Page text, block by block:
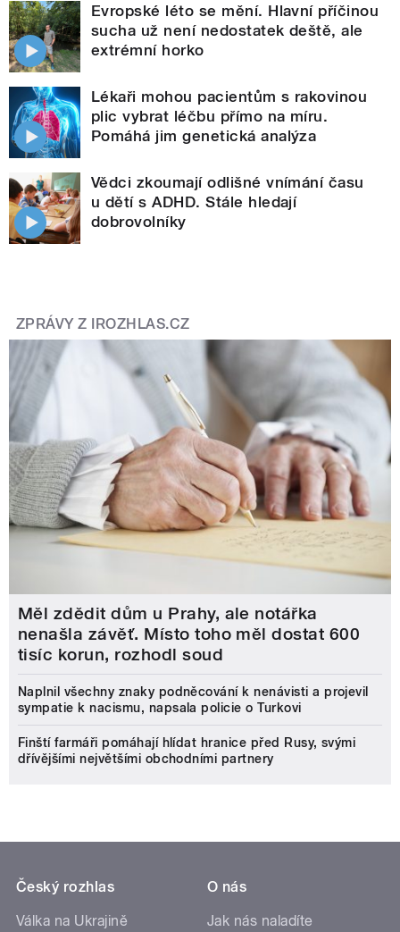
Evropské léto se mění. Hlavní příčinou
sucha už není nedostatek deště, ale
extrémní horko
Lékaři mohou pacientům s rakovinou
plic vybrat léčbu přímo na míru.
Pomáhá jim genetická analýza
Vědci zkoumají odlišné vnímání času
u dětí s ADHD. Stále hledají
dobrovolníky
ZPRÁVY Z IROZHLAS.CZ
Měl zdědit dům u Prahy, ale notářka
nenašla závěť. Místo toho měl dostat 600
tisíc korun, rozhodl soud
Naplnil všechny znaky podněcování k nenávisti a projevil
sympatie k nacismu, napsala policie o Turkovi
Finští farmáři pomáhají hlídat hranice před Rusy, svými
dřívějšími největšími obchodními partnery
Český rozhlas
Válka na Ukrajině
O nás
Jak nás naladíte